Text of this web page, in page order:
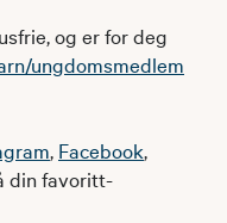
og er for deg
ungdomsmedlem
, Facebook,
din favoritt-